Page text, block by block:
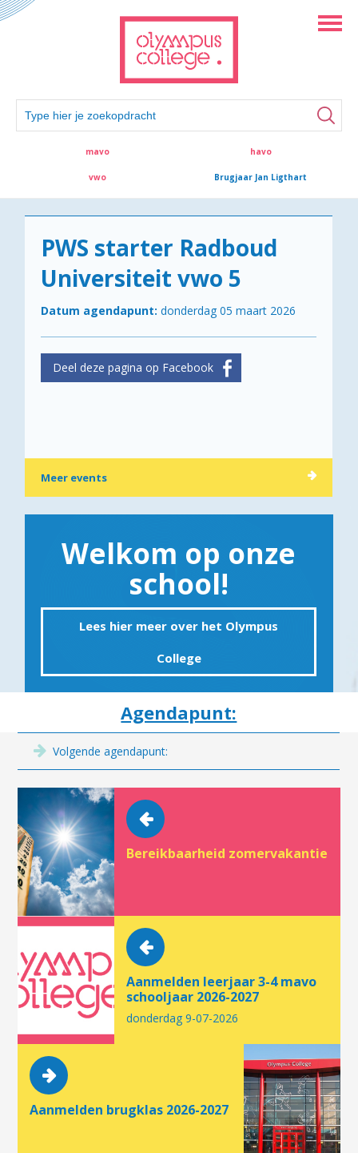
mavo havo
vwo Brugjaar Jan Ligthart
PWS starter Radboud
Universiteit vwo 5
Datum agendapunt: donderdag 05 maart 2026
Meer events
Welkom op onze
school!
Lees hier meer over het Olympus
College
Agendapunt:
Volgende agendapunt:
Bereikbaarheid zomervakantie
Aanmelden leerjaar 3-4 mavo
schooljaar 2026-2027
donderdag 9-07-2026
Aanmelden brugklas 2026-2027